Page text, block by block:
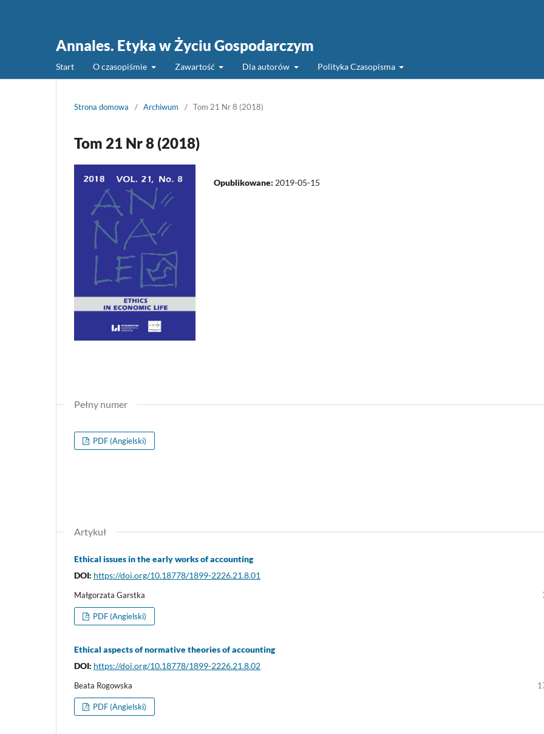
Annales. Etyka w Życiu Gospodarczym
Start O czasopiśmie Zawartość Dla autorów Polityka Czasopisma
Strona domowa / Archiwum / Tom 21 Nr 8 (2018)
Tom 21 Nr 8 (2018)
Opublikowane: 2019-05-15
Pełny numer
PDF (Angielski)
Artykuł
Ethical issues in the early works of accounting
DOI: https://doi.org/10.18778/1899-2226.21.8.01
Małgorzata Garstka
PDF (Angielski)
Ethical aspects of normative theories of accounting
DOI: https://doi.org/10.18778/1899-2226.21.8.02
Beata Rogowska
PDF (Angielski)